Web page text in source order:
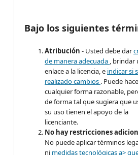
Bajo los siguientes
Atribución- Usted debe dar
de manera adecuada , brindar
enlace a la licencia, e indicar si
realizado cambios . Puede
cualquier forma razonable,
de forma tal que sugiera que
su uso tienen el apoyo de la
licenciante.
No hay restricciones
No puede aplicar términos
ni medidas tecnológicas a>